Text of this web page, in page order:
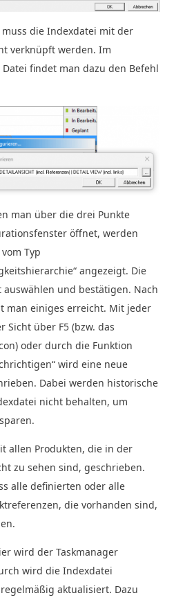
die Indexdatei mit der
verknüpft werden. Im
findet man dazu den Befehl
man über die drei Punkte
öffnet, werden
Typ
angezeigt. Die
auswählen und bestätigen. Nach
man einiges erreicht. Mit jeder
Sicht über F5 (bzw. das
oder durch die Funktion
wird eine neue
Dabei werden historische
nicht behalten, um
allen Produkten, die in der
zu sehen sind, geschrieben.
alle definierten oder alle
die vorhanden sind,
wird der Taskmanager
wird die Indexdatei
aktualisiert. Dazu